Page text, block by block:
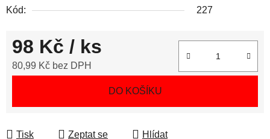
Kód:
227
98 Kč / ks
80,99 Kč bez DPH
DO KOŠÍKU
Tisk Zeptat se Hlídat